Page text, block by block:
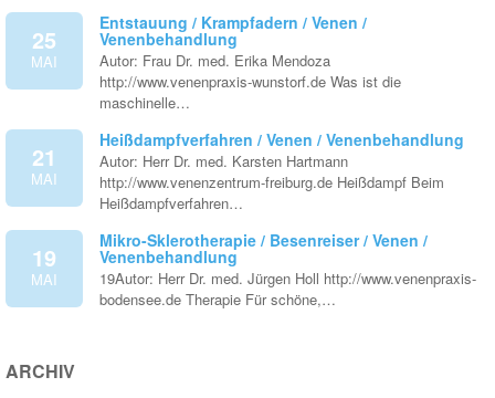
25
MAI
Entstauung / Krampfadern / Venen /
Venenbehandlung
Autor: Frau Dr. med. Erika Mendoza
http://www.venenpraxis-wunstorf.de Was ist die
maschinelle…
21
MAI
Heißdampfverfahren / Venen / Venenbehandlung
Autor: Herr Dr. med. Karsten Hartmann
http://www.venenzentrum-freiburg.de Heißdampf Beim
Heißdampfverfahren…
19
MAI
Mikro-Sklerotherapie / Besenreiser / Venen /
Venenbehandlung
19Autor: Herr Dr. med. Jürgen Holl http://www.venenpraxis-
bodensee.de Therapie Für schöne,…
ARCHIV